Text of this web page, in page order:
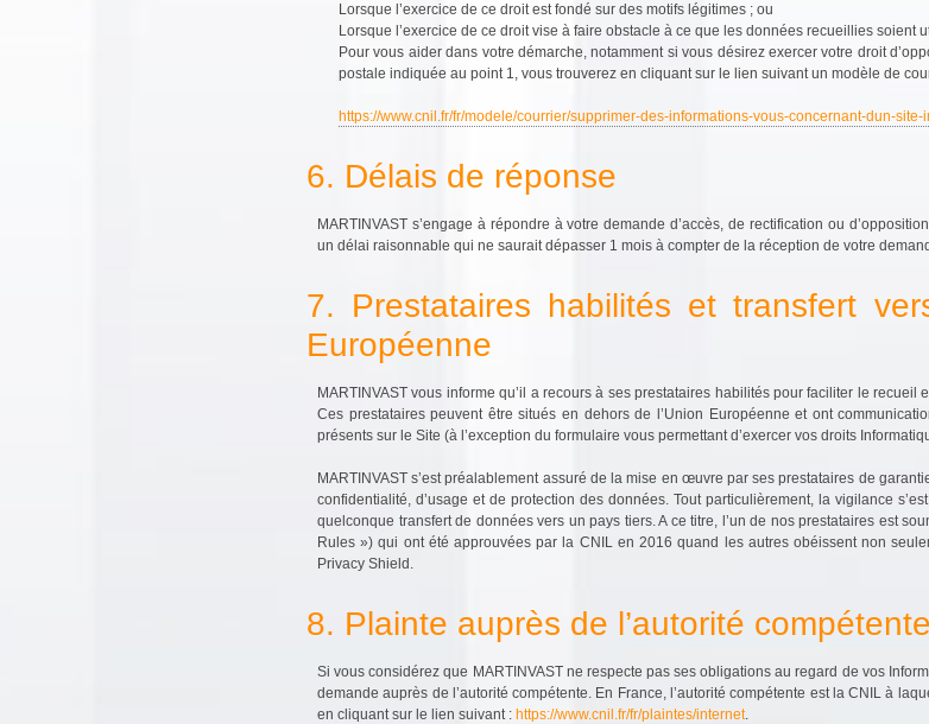
Lorsque l’exercice de ce droit est fondé sur des motifs légitimes ; ou
Lorsque l’exercice de ce droit vise à faire obstacle à ce que les données recueillies soient
Pour vous aider dans votre démarche, notamment si vous désirez exercer votre droit
postale indiquée au point 1, vous trouverez en cliquant sur le lien suivant un modèle de
https://www.cnil.fr/fr/modele/courrier/supprimer-des-informations-vous-concernant-dun-site-
6. Délais de réponse
MARTINVAST s’engage à répondre à votre demande d’accès, de rectification ou
un délai raisonnable qui ne saurait dépasser 1 mois à compter de la réception de votre
7. Prestataires habilités et transfert
Européenne
MARTINVAST vous informe qu’il a recours à ses prestataires habilités pour faciliter le
Ces prestataires peuvent être situés en dehors de l’Union Européenne et ont
présents sur le Site (à l’exception du formulaire vous permettant d’exercer vos droits
MARTINVAST s’est préalablement assuré de la mise en œuvre par ses prestataires de
confidentialité, d’usage et de protection des données. Tout particulièrement, la vigilance
quelconque transfert de données vers un pays tiers. A ce titre, l’un de nos prestataires est
Rules ») qui ont été approuvées par la CNIL en 2016 quand les autres obéissent non
Privacy Shield.
8. Plainte auprès de l’autorité compétente
Si vous considérez que MARTINVAST ne respecte pas ses obligations au regard de vos
demande auprès de l’autorité compétente. En France, l’autorité compétente est la CNIL à
en cliquant sur le lien suivant : https://www.cnil.fr/fr/plaintes/internet.